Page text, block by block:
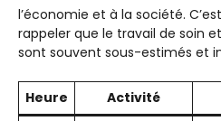
l’économie et à la société.
rappeler que le travail de soin
sont souvent sous-estimés et
Heure Activité